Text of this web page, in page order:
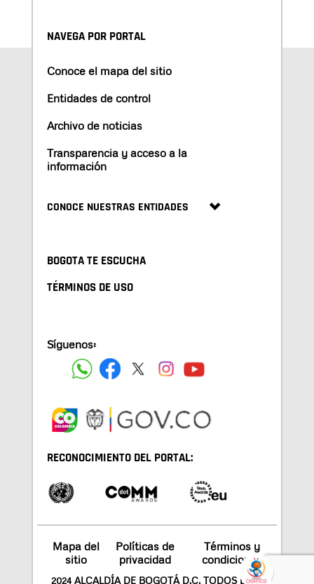
NAVEGA POR PORTAL
Conoce el mapa del sitio
Entidades de control
Archivo de noticias
Transparencia y acceso a la
información
CONOCE NUESTRAS ENTIDADES
BOGOTA TE ESCUCHA
TÉRMINOS DE USO
Síguenos:
RECONOCIMIENTO DEL PORTAL:
Mapa del
sitio
Políticas de
privacidad
Términos y
condiciones
2024 ALCALDÍA DE BOGOTÁ D.C. TODOS LOS